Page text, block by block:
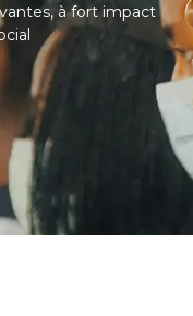
à fort impact